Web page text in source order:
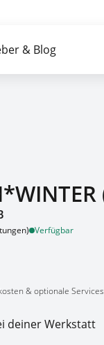
& Blog
Verfügbar
& optionale Services
deiner Werkstatt